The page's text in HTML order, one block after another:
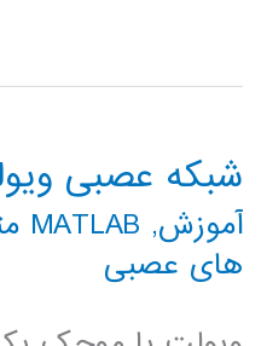
شبکه عصبی
آموزش, MATLAB متلب
های عصبی